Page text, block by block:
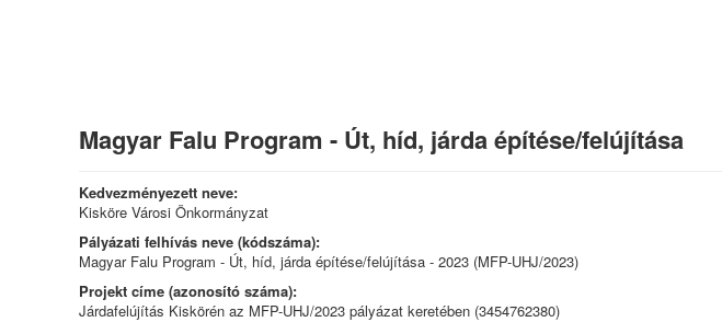
Magyar Falu Program - Út, híd, járda építése/felújítása
Kedvezményezett neve:
Kisköre Városi Önkormányzat
Pályázati felhívás neve (kódszáma):
Magyar Falu Program - Út, híd, járda építése/felújítása - 2023 (MFP-UHJ/2023)
Projekt címe (azonosító száma):
Járdafelújítás Kiskörén az MFP-UHJ/2023 pályázat keretében (3454762380)